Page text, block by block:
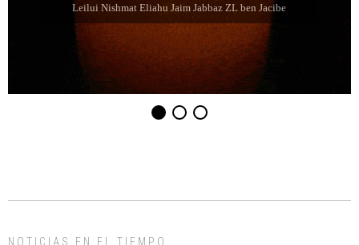
Leilui Nishmat Sara bat Farida Chabube ZL
NOTICIAS EN EL TIEMPO